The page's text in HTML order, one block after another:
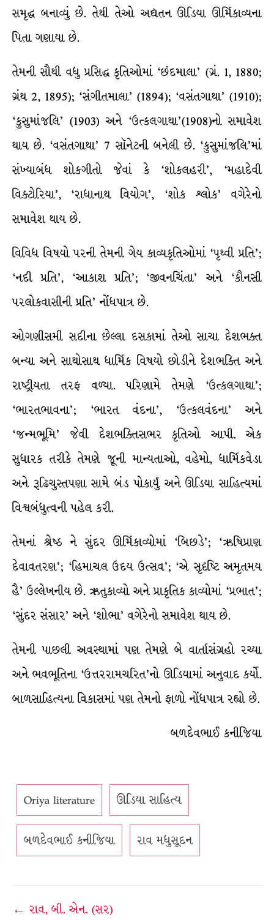
સમૃદ્ધ બનાવ્યું છે. તેથી તેઓ અદ્યતન ઊડિયા ઊર્મિકાવ્યના
પિતા ગણાયા છે.
તેમની સૌથી વધુ પ્રસિદ્ધ કૃતિઓમાં ‘છંદમાલા’ (ગ્રં. 1, 1880;
ગ્રંથ 2, 1895); ‘સંગીતમાલા’ (1894); ‘વસંતગાથા’ (1910);
‘કુસુમાંજલિ’ (1903) અને ‘ઉત્કલગાથા’(1908)નો સમાવેશ
થાય છે. ‘વસંતગાથા’ 7 સૉનેટની બનેલી છે. ‘કુસુમાંજલિ’માં
સંખ્યાબંધ શોકગીતો જેવાં કે ‘શોકલહરી’, ‘મહાદેવી
વિક્ટોરિયા’, ‘રાધાનાથ વિયોગ’, ‘શોક શ્ર્લોક’ વગેરેનો
સમાવેશ થાય છે.
વિવિધ વિષયો પરની તેમની ગેય કાવ્યકૃતિઓમાં ‘પૃથ્વી પ્રતિ’;
‘નદી પ્રતિ’, ‘આકાશ પ્રતિ’; ‘જીવનચિંતા’ અને ‘કૌનસી
પરલોકવાસીની પ્રતિ’ નોંધપાત્ર છે.
ઓગણીસમી સદીના છેલ્લા દસકામાં તેઓ સાચા દેશભક્ત
બન્યા અને સાથોસાથ ધાર્મિક વિષયો છોડીને દેશભક્તિ અને
રાષ્ટ્રીયતા તરફ વળ્યા. પરિણામે તેમણે ‘ઉત્કલગાથા’;
‘ભારતભાવના’; ‘ભારત વંદના’, ‘ઉત્કલવંદના’ અને
‘જન્મભૂમિ’ જેવી દેશભક્તિસભર કૃતિઓ આપી. એક
સુધારક તરીકે તેમણે જૂની માન્યતાઓ, વહેમો, ધાર્મિકવેડા
અને રૂઢિચુસ્તપણા સામે બંડ પોકાર્યું અને ઊડિયા સાહિત્યમાં
વિશ્વબંધુત્વની પહેલ કરી.
તેમનાં શ્રેષ્ઠ ને સુંદર ઊર્મિકાવ્યોમાં ‘બિછડે’; ‘ઋષિપ્રાણ
દેવાવતરણ’; ‘હિમાચલ ઉદય ઉત્સવ’; ‘એ સૃદૃષ્ટિ અમૃતમય
હૈ’ ઉલ્લેખનીય છે. ઋતુકાવ્યો અને પ્રાકૃતિક કાવ્યોમાં ‘પ્રભાત’;
‘સુંદર સંસાર’ અને ‘શોભા’ વગેરેનો સમાવેશ થાય છે.
તેમની પાછલી અવસ્થામાં પણ તેમણે બે વાર્તાસંગ્રહો રચ્યા
અને ભવભૂતિના ‘ઉત્તરરામચરિત’નો ઊડિયામાં અનુવાદ કર્યો.
બાળસાહિત્યના વિકાસમાં પણ તેમનો ફાળો નોંધપાત્ર રહ્યો છે.
બળદેવભાઈ કનીજિયા
Oriya literature ઊડિયા સાહિત્ય
બળદેવભાઈ કનીજિયા રાવ મધુસૂદન
Post
← રાવ, બી. એન. (સર)